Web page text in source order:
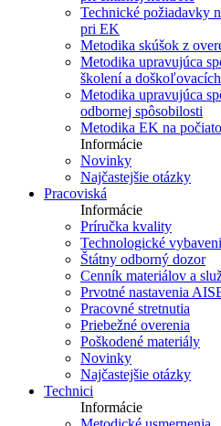
Technické požiadavky
pri EK
Metodika skúšok z
Metodika upravujúca
školení a
Metodika upravujúca
odbornej spôsobilosti
Metodika EK na
Informácie
Novinky
Najčastejšie otázky
Pracoviská
Informácie
Príručka kvality
Technologické
Štátny odborný dozor
Cenník materiálov a
Prvotné nastavenia
Pracovné stretnutia
Priebežné overenia
Poškodené materiály
Novinky
Najčastejšie otázky
Technici
Informácie